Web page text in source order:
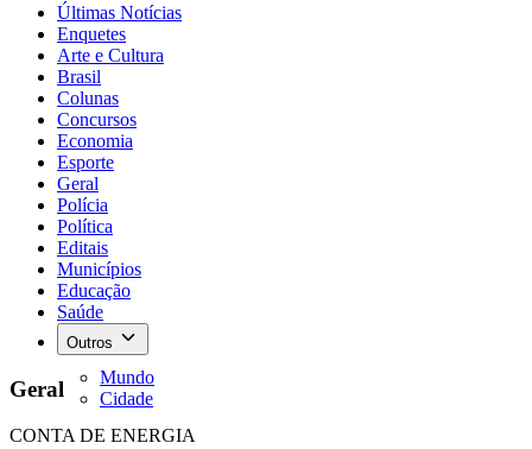
Últimas Notícias
Enquetes
Arte e Cultura
Brasil
Colunas
Concursos
Economia
Esporte
Geral
Polícia
Política
Editais
Municípios
Educação
Saúde
Outros
Mundo
Cidade
Geral
CONTA DE ENERGIA